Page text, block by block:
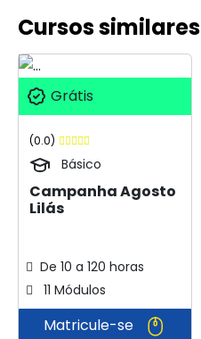
Cursos similares
Grátis
(0.0)
Básico
Campanha Agosto
Lilás
De 10 a 120 horas
11 Módulos
Matricule-se